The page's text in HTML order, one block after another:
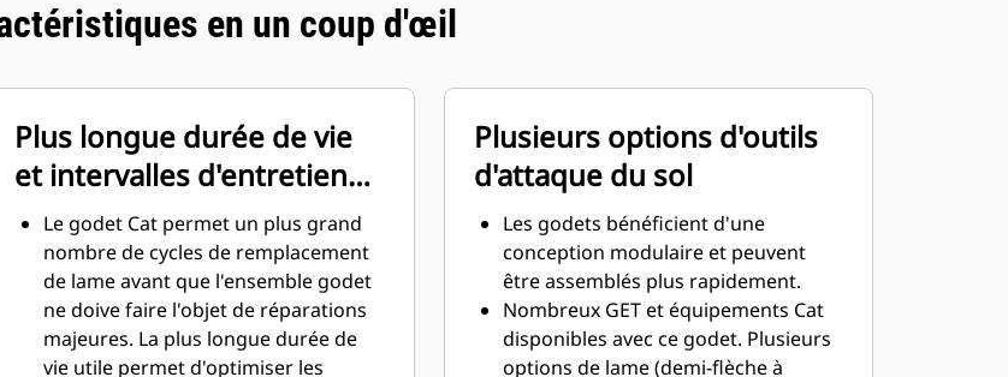
en un coup d'œil
Plus longue durée de vie
et intervalles d'entretien
réduits
Le godet Cat permet un plus grand
nombre de cycles de remplacement
de lame avant que l'ensemble godet
ne doive faire l'objet de réparations
majeures. La plus longue durée de
vie utile permet d'optimiser les
Plusieurs options d'outils
d'attaque du sol
Les godets bénéficient d'une
conception modulaire et peuvent
être assemblés plus rapidement.
Nombreux GET et équipements Cat
disponibles avec ce godet. Plusieurs
options de lame (demi-flèche à